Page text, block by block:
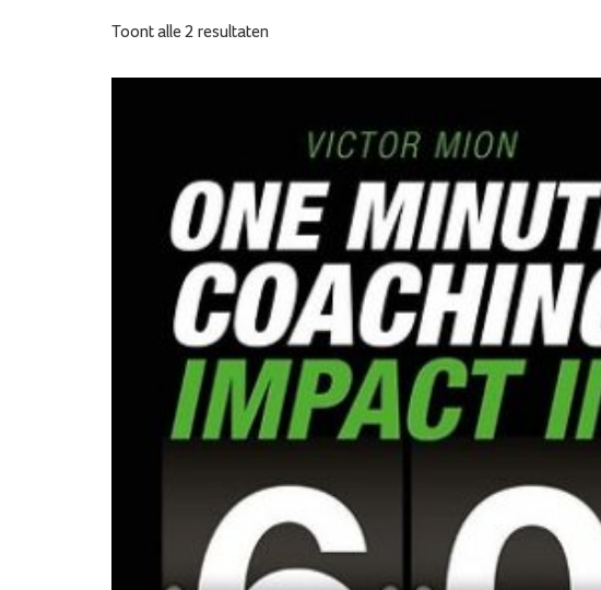
Toont alle 2 resultaten